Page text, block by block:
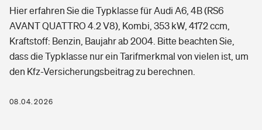
Grundfähigkeitsversicherung
Arbeitsrechtsschutz
Berufshaftpflichtversicherung
Zur Übersicht
Elementarversicherung
Freizeit
Pri­vate Haft­pflicht­
Gesundheit
Private Krankenversicherung
Hier erfahren Sie die Typklasse für Audi A6, 4B (RS6
AVANT QUATTRO 4.2 V8), Kombi, 353 kW, 4172 ccm,
Kraftstoff: Benzin, Baujahr ab 2004. Bitte beachten Sie,
dass die Typklasse nur ein Tarifmerkmal von vielen ist, um
den Kfz-Versicherungsbeitrag zu berechnen.
08.04.2026